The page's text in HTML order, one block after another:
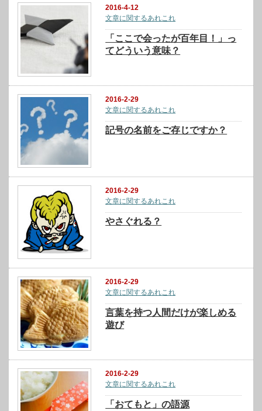
2016-4-12
文章に関するあれこれ
「ここで会ったが百年目！」っ
てどういう意味？
2016-2-29
文章に関するあれこれ
記号の名前をご存じですか？
2016-2-29
文章に関するあれこれ
やさぐれる？
2016-2-29
文章に関するあれこれ
言葉を持つ人間だけが楽しめる
遊び
2016-2-29
文章に関するあれこれ
「おてもと」の語源